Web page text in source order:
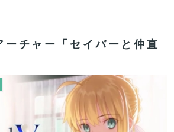
さん、こういうのでいいんだよって
はガッツリ弄って欲しい。でも新し
の難しいかも
で水着JKｗｗｗｗｗｗｗｗｗｗｗ
チャー「セイバーと仲直